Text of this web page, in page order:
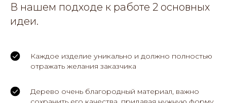
В нашем подходе к работе 2 основных
идеи.
Каждое изделие уникально и должно полностью
отражать желания заказчика
Дерево очень благородный материал, важно